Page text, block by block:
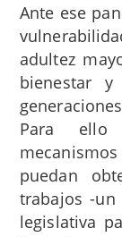
Ante ese
adultez
bienestar
Para ello
puedan
trabajos -
legislativa